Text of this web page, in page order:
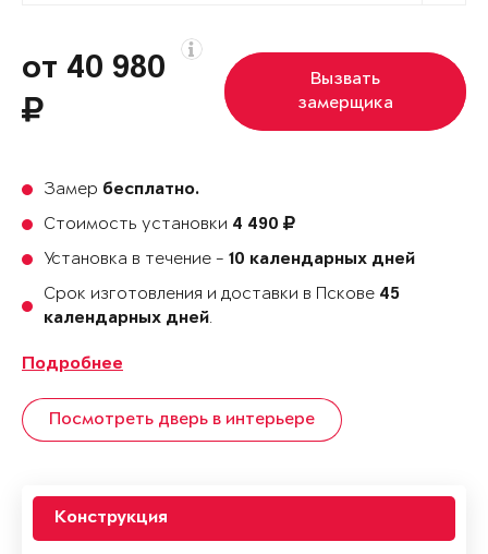
от 40 980
Вызвать
замерщика
Замер бесплатно.
Стоимость установки 4 490
Установка в течение - 10 календарных дней
Срок изготовления и доставки в Пскове 45
календарных дней.
Подробнее
Посмотреть дверь в интерьере
Конструкция